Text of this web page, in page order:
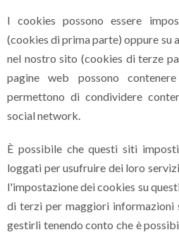
I cookies possono essere
(cookies di prima parte) oppure su
nel nostro sito (cookies di terze
pagine web possono
permettono di condividere
social network.
È possibile che questi siti
loggati per usufruire dei loro
l'impostazione dei cookies su
di terzi per maggiori informazioni
gestirli tenendo conto che è